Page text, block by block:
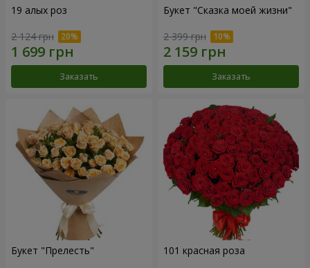
19 алых роз
2 124 грн
Заказать
Букет "Сказка моей жизни"
2 399 грн
Заказать
Букет "Прелесть" 101 красная роза